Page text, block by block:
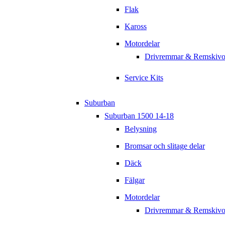
Flak
Kaross
Motordelar
Drivremmar &
Service Kits
Suburban
Suburban 1500 14-18
Belysning
Bromsar och slitage delar
Däck
Fälgar
Motordelar
Drivremmar &